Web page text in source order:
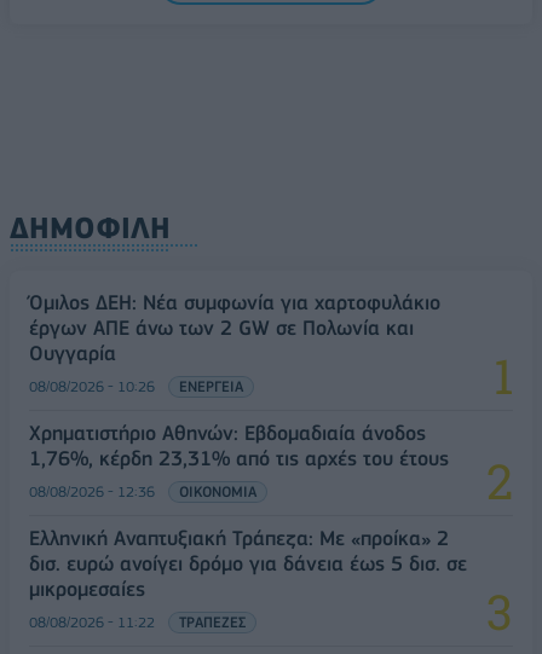
ΔΗΜΟΦΙΛΗ
Όμιλος ΔΕΗ: Νέα συμφωνία για χαρτοφυλάκιο
έργων ΑΠΕ άνω των 2 GW σε Πολωνία και
Ουγγαρία
08/08/2026 - 10:26 ΕΝΕΡΓΕΙΑ
Χρηματιστήριο Αθηνών: Εβδομαδιαία άνοδος
1,76%, κέρδη 23,31% από τις αρχές του έτους
08/08/2026 - 12:36 ΟΙΚΟΝΟΜΙΑ
Ελληνική Αναπτυξιακή Τράπεζα: Με «προίκα» 2
δισ. ευρώ ανοίγει δρόμο για δάνεια έως 5 δισ. σε
μικρομεσαίες
08/08/2026 - 11:22 ΤΡΑΠΕΖΕΣ